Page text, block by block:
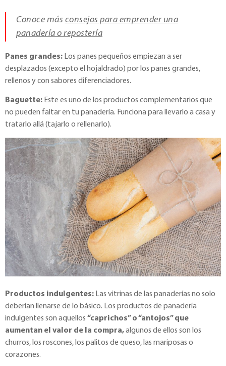
Conoce más consejos para emprender una
panadería o repostería
Panes grandes: Los panes pequeños empiezan a ser
desplazados (excepto el hojaldrado) por los panes grandes,
rellenos y con sabores diferenciadores.
Baguette: Este es uno de los productos complementarios que
no pueden faltar en tu panadería. Funciona para llevarlo a casa y
tratarlo allá (tajarlo o rellenarlo).
Productos indulgentes: Las vitrinas de las panaderías no solo
deberían llenarse de lo básico. Los productos de panadería
indulgentes son aquellos “caprichos” o “antojos” que
aumentan el valor de la compra,algunos de ellos son los
churros, los roscones, los palitos de queso, las mariposas o
corazones.